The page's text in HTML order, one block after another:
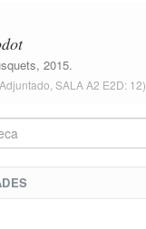
, 2015.
SALA A2 E2D: 12).